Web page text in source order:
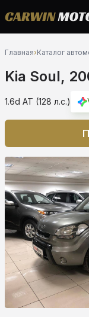
Главная›Каталог
Kia Soul,
1.6d AT (128 л.с.)